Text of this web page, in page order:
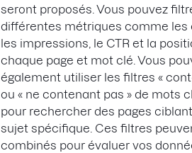
seront proposés. Vous pouvez
différentes métriques comme les
les impressions, le CTR et la
chaque page et mot clé. Vous
également utiliser les filtres «
ou « ne contenant pas » de mots
pour rechercher des pages
sujet spécifique. Ces filtres
combinés pour évaluer vos